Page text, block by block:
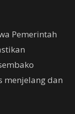
Pemerintah
menjelang dan